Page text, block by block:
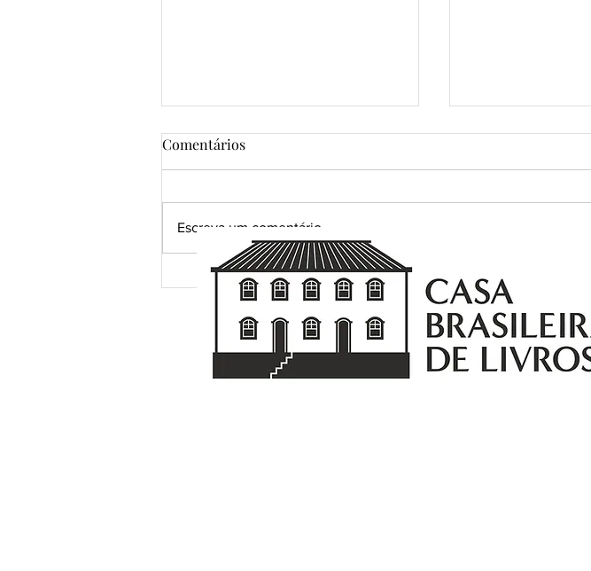
Grandes certezas da vida...
Conceição
Homenageada da
Pena de Ouro
Comentários
Escreva um comentário